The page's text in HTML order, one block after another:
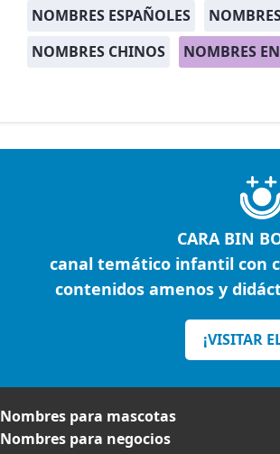
NOMBRES ESPAÑOLES
NOMBRES CHINOS
NOMBRES
CARA BIN
canal temático infantil con
contenidos amenos y
¡VISITAR
Nombres para mascotas
Nombres para negocios